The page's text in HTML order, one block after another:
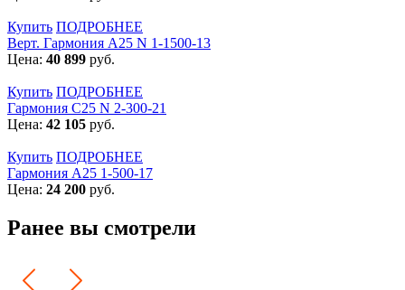
Купить ПОДРОБНЕЕ
Верт. Гармония А25 N 1-1500-13
Цена: 40 899 руб.
Купить ПОДРОБНЕЕ
Гармония С25 N 2-300-21
Цена: 42 105 руб.
Купить ПОДРОБНЕЕ
Гармония А25 1-500-17
Цена: 24 200 руб.
Ранее вы смотрели